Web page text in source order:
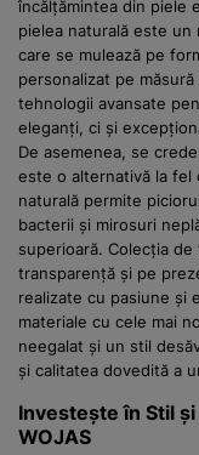
încălțămintea din piele
pielea naturală este un
care se mulează pe
personalizat pe
tehnologii avansate
eleganți, ci și
De asemenea, se
este o alternativă la fel
naturală permite
bacterii și mirosuri
superioară. Colecția de
transparență și pe
realizate cu pasiune și
materiale cu cele mai
neegalat și un stil
și calitatea dovedită a
Investește în Stil
WOJAS